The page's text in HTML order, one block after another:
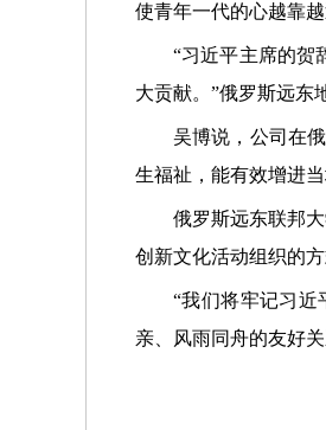
使青年一代的心越靠
“习近平主席的贺
大贡献。”俄罗斯远东
吴博说，公司在
生福祉，能有效增进
俄罗斯远东联邦
创新文化活动组织的
“我们将牢记习近
亲、风雨同舟的友好